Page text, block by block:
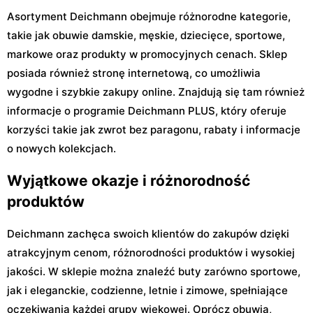
Asortyment Deichmann obejmuje różnorodne kategorie,
takie jak obuwie damskie, męskie, dziecięce, sportowe,
markowe oraz produkty w promocyjnych cenach. Sklep
posiada również stronę internetową, co umożliwia
wygodne i szybkie zakupy online. Znajdują się tam również
informacje o programie Deichmann PLUS, który oferuje
korzyści takie jak zwrot bez paragonu, rabaty i informacje
o nowych kolekcjach.
Wyjątkowe okazje i różnorodność
produktów
Deichmann zachęca swoich klientów do zakupów dzięki
atrakcyjnym cenom, różnorodności produktów i wysokiej
jakości. W sklepie można znaleźć buty zarówno sportowe,
jak i eleganckie, codzienne, letnie i zimowe, spełniające
oczekiwania każdej grupy wiekowej. Oprócz obuwia,